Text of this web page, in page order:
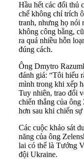
Hầu hết các đối thủ
chế không chỉ trích
tranh, nhưng họ nói
không công bằng,
ra quá nhiều hỗn
đúng cách.
Ông Dmytro
đánh giá: “Tôi hiểu
mình trong khi xếp
Tuy nhiên, trao đổi
chiến thắng của ông
hơn sau khi chiến
Các cuộc khảo sát
năng của ông
lai có thể là Tướng
đội Ukraine.